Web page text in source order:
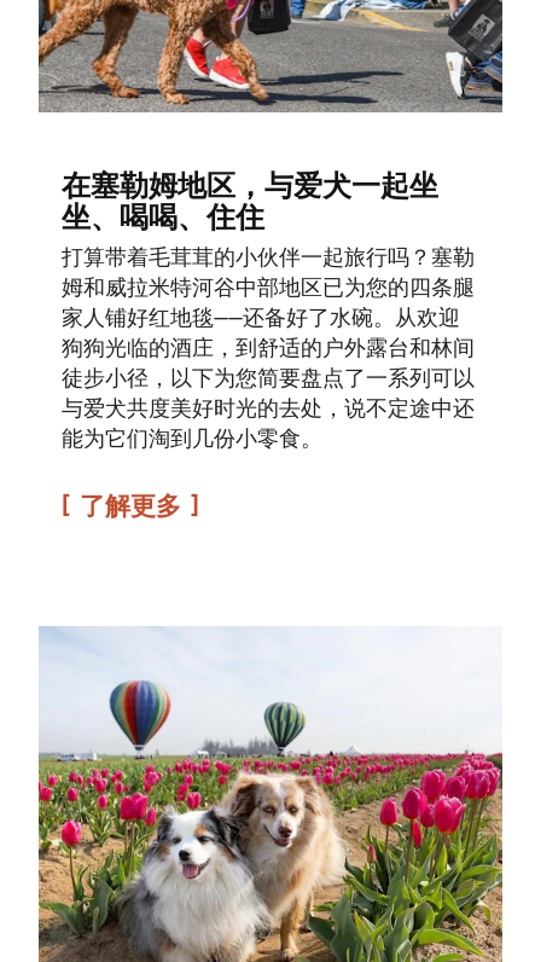
在塞勒姆地区，与爱犬一起坐
坐、喝喝、住住
打算带着毛茸茸的小伙伴一起旅行吗？塞勒
姆和威拉米特河谷中部地区已为您的四条腿
家人铺好红地毯——还备好了水碗。从欢迎
狗狗光临的酒庄，到舒适的户外露台和林间
徒步小径，以下为您简要盘点了一系列可以
与爱犬共度美好时光的去处，说不定途中还
能为它们淘到几份小零食。
了解更多